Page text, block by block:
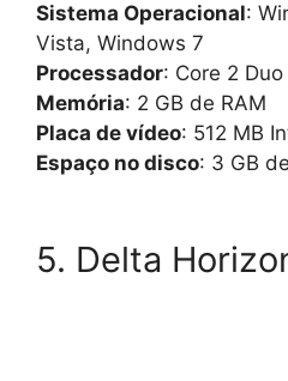
Sistema Operacional:
Vista, Windows 7
Processador: Core 2 Duo
Memória: 2 GB de RAM
Placa de vídeo: 512 MB
Espaço no disco: 3 GB
5. Delta